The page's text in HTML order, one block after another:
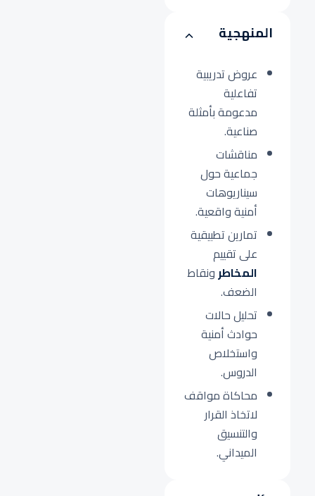
المنهجية
عروض تدريبية
تفاعلية
مدعومة بأمثلة
صناعية.
مناقشات
جماعية حول
سيناريوهات
أمنية واقعية.
تمارين تطبيقية
على تقييم
المخاطرونقاط
الضعف.
تحليل حالات
حوادث أمنية
واستخلاص
الدروس.
محاكاة مواقف
لاتخاذ القرار
والتنسيق
الميداني.